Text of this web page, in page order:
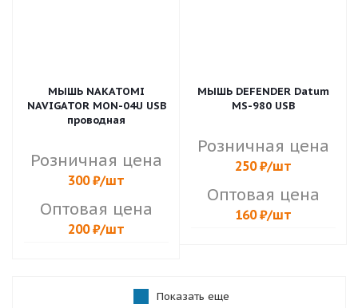
МЫШЬ NAKATOMI
NAVIGATOR MON-04U USB
проводная
Розничная цена
300₽/шт
Оптовая цена
200₽/шт
МЫШЬ DEFENDER Datum
MS-980 USB
Розничная цена
250₽/шт
Оптовая цена
160₽/шт
Показать еще